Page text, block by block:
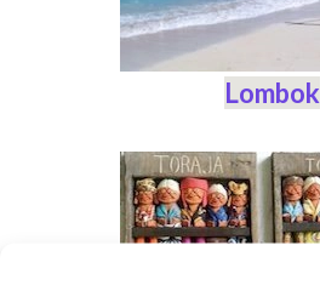
Lombok